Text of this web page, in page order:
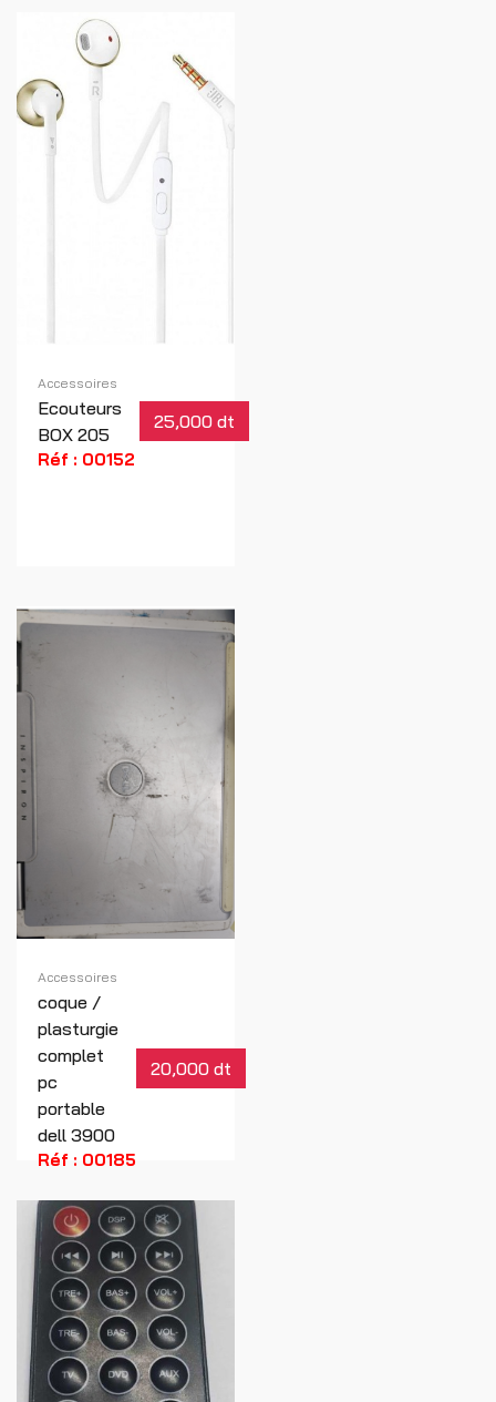
Accessoires
Ecouteurs
BOX 205
25,000 dt
Réf : 00152
Accessoires
coque /
plasturgie
complet
pc
portable
dell 3900
20,000 dt
Réf : 00185